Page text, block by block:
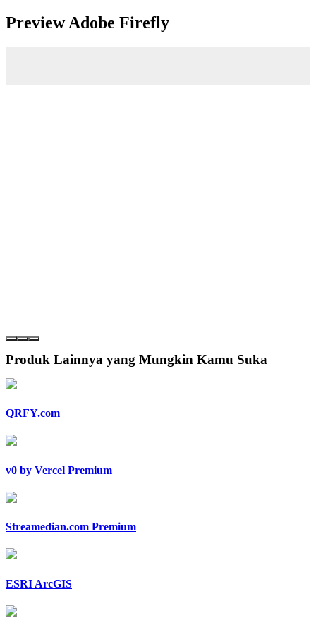
Preview Adobe Firefly
Produk Lainnya yang Mungkin Kamu Suka
QRFY.com
v0 by Vercel Premium
Streamedian.com Premium
ESRI ArcGIS